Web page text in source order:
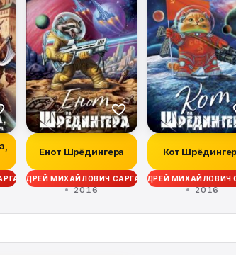
Енот Шрёдингера
АНДРЕЙ МИХАЙЛОВИЧ САРГАЕВ
2016
Кот
АНДРЕЙ МИХАЙЛОВИЧ
2016